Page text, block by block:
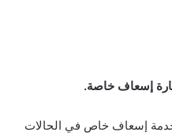
إسعاف خاصة.
خدمة إسعاف خاص في الحالات